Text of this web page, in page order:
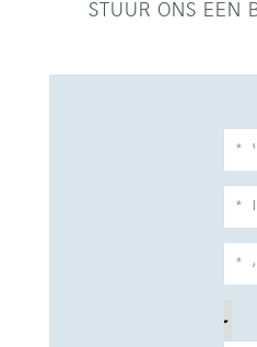
STUUR ONS EEN